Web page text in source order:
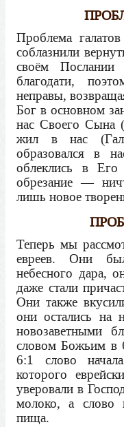
Проблема
соблазнили
своём
благодати,
неправы,
Бог в основном
нас Своего
жил в нас
образовался в
облеклись в
обрезание —
лишь новое
Теперь мы
евреев. Они
небесного дара,
даже стали
Они также
они остались на
новозаветными
словом Божьим в
6:1 слово
которого
уверовали в
молоко, а слово
пища.